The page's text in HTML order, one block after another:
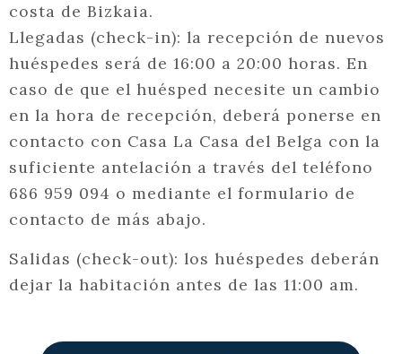
costa de Bizkaia.
Llegadas (check-in): la recepción de nuevos
huéspedes será de 16:00 a 20:00 horas. En
caso de que el huésped necesite un cambio
en la hora de recepción, deberá ponerse en
contacto con Casa La Casa del Belga con la
suficiente antelación a través del teléfono
686 959 094 o mediante el formulario de
contacto de más abajo.
Salidas (check-out): los huéspedes deberán
dejar la habitación antes de las 11:00 am.